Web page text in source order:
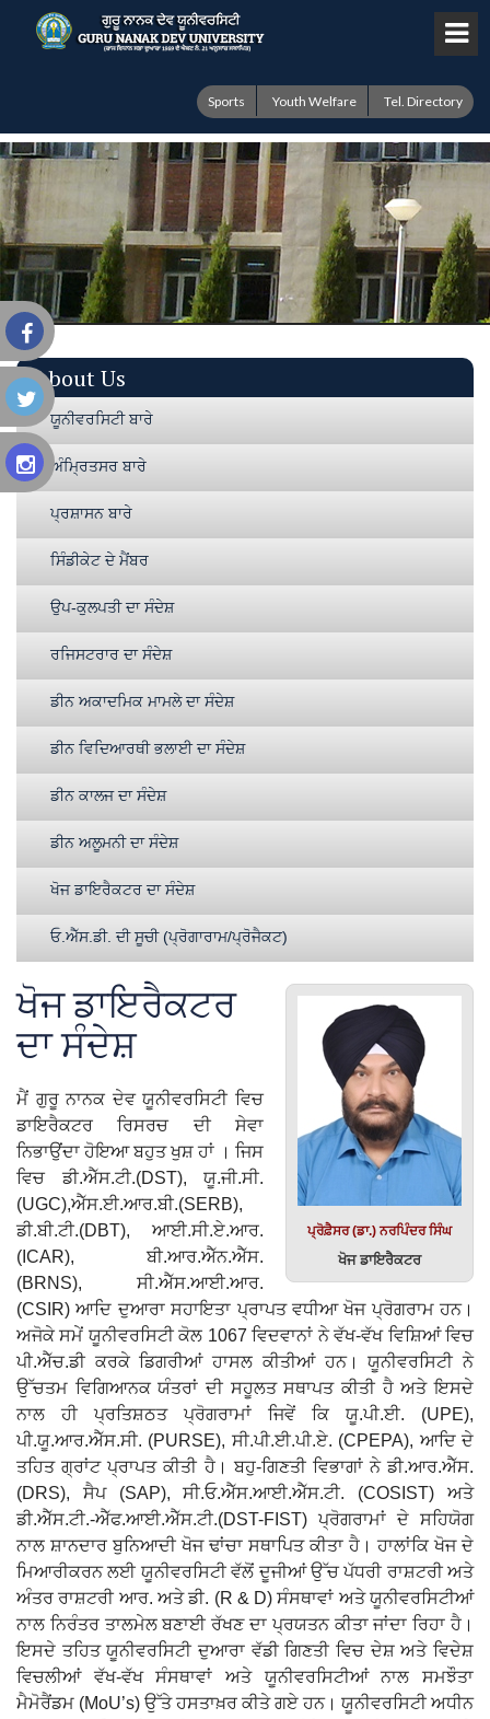
Sports Youth Welfare Tel. Directory
About Us
ਯੂਨੀਵਰਸਿਟੀ ਬਾਰੇ
ਅੰਮ੍ਰਿਤਸਰ ਬਾਰੇ
ਪ੍ਰਸ਼ਾਸਨ ਬਾਰੇ
ਸਿੰਡੀਕੇਟ ਦੇ ਮੈਂਬਰ
ਉਪ-ਕੁਲਪਤੀ ਦਾ ਸੰਦੇਸ਼
ਰਜਿਸਟਰਾਰ ਦਾ ਸੰਦੇਸ਼
ਡੀਨ ਅਕਾਦਮਿਕ ਮਾਮਲੇ ਦਾ ਸੰਦੇਸ਼
ਡੀਨ ਵਿਦਿਆਰਥੀ ਭਲਾਈ ਦਾ ਸੰਦੇਸ਼
ਡੀਨ ਕਾਲਜ ਦਾ ਸੰਦੇਸ਼
ਡੀਨ ਅਲੂਮਨੀ ਦਾ ਸੰਦੇਸ਼
ਖੋਜ ਡਾਇਰੈਕਟਰ ਦਾ ਸੰਦੇਸ਼
ਓ.ਐੱਸ.ਡੀ. ਦੀ ਸੂਚੀ (ਪ੍ਰੋਗਾਰਾਮ/ਪ੍ਰੋਜੈਕਟ)
ਪ੍ਰੋਫ਼ੈਸਰ (ਡਾ.) ਨਰਪਿੰਦਰ ਸਿੰਘ
ਖੋਜ ਡਾਇਰੈਕਟਰ
ਖੋਜ ਡਾਇਰੈਕਟਰ
ਦਾ ਸੰਦੇਸ਼
ਮੈਂ ਗੁਰੂ ਨਾਨਕ ਦੇਵ ਯੂਨੀਵਰਸਿਟੀ ਵਿਚ
ਡਾਇਰੈਕਟਰ ਰਿਸਰਚ ਦੀ ਸੇਵਾ
ਨਿਭਾਉਂਦਾ ਹੋਇਆ ਬਹੁਤ ਖੁਸ਼ ਹਾਂ । ਜਿਸ
ਵਿਚ ਡੀ.ਐੱਸ.ਟੀ.(DST), ਯੂ.ਜੀ.ਸੀ.
(UGC),ਐੱਸ.ਈ.ਆਰ.ਬੀ.(SERB),
ਡੀ.ਬੀ.ਟੀ.(DBT), ਆਈ.ਸੀ.ਏ.ਆਰ.
(ICAR), ਬੀ.ਆਰ.ਐੱਨ.ਐੱਸ.
(BRNS), ਸੀ.ਐੱਸ.ਆਈ.ਆਰ.
(CSIR) ਆਦਿ ਦੁਆਰਾ ਸਹਾਇਤਾ ਪ੍ਰਾਪਤ ਵਧੀਆ ਖੋਜ ਪ੍ਰੋਗਰਾਮ ਹਨ।
ਅਜੋਕੇ ਸਮੇਂ ਯੂਨੀਵਰਸਿਟੀ ਕੋਲ 1067 ਵਿਦਵਾਨਾਂ ਨੇ ਵੱਖ-ਵੱਖ ਵਿਸ਼ਿਆਂ ਵਿਚ
ਪੀ.ਐੱਚ.ਡੀ ਕਰਕੇ ਡਿਗਰੀਆਂ ਹਾਸਲ ਕੀਤੀਆਂ ਹਨ। ਯੂਨੀਵਰਸਿਟੀ ਨੇ
ਉੱਚਤਮ ਵਿਗਿਆਨਕ ਯੰਤਰਾਂ ਦੀ ਸਹੂਲਤ ਸਥਾਪਤ ਕੀਤੀ ਹੈ ਅਤੇ ਇਸਦੇ
ਨਾਲ ਹੀ ਪ੍ਰਤਿਸ਼ਠਤ ਪ੍ਰੋਗਰਾਮਾਂ ਜਿਵੇਂ ਕਿ ਯੂ.ਪੀ.ਈ. (UPE),
ਪੀ.ਯੂ.ਆਰ.ਐੱਸ.ਸੀ. (PURSE), ਸੀ.ਪੀ.ਈ.ਪੀ.ਏ. (CPEPA), ਆਦਿ ਦੇ
ਤਹਿਤ ਗ੍ਰਾਂਟ ਪ੍ਰਾਪਤ ਕੀਤੀ ਹੈ। ਬਹੁ-ਗਿਣਤੀ ਵਿਭਾਗਾਂ ਨੇ ਡੀ.ਆਰ.ਐੱਸ.
(DRS), ਸੈਪ (SAP), ਸੀ.ਓ.ਐੱਸ.ਆਈ.ਐੱਸ.ਟੀ. (COSIST) ਅਤੇ
ਡੀ.ਐੱਸ.ਟੀ.-ਐੱਫ.ਆਈ.ਐੱਸ.ਟੀ.(DST-FIST) ਪ੍ਰੋਗਰਾਮਾਂ ਦੇ ਸਹਿਯੋਗ
ਨਾਲ ਸ਼ਾਨਦਾਰ ਬੁਨਿਆਦੀ ਖੋਜ ਢਾਂਚਾ ਸਥਾਪਿਤ ਕੀਤਾ ਹੈ। ਹਾਲਾਂਕਿ ਖੋਜ ਦੇ
ਮਿਆਰੀਕਰਨ ਲਈ ਯੂਨੀਵਰਸਿਟੀ ਵੱਲੋਂ ਦੂਜੀਆਂ ਉੱਚ ਪੱਧਰੀ ਰਾਸ਼ਟਰੀ ਅਤੇ
ਅੰਤਰ ਰਾਸ਼ਟਰੀ ਆਰ. ਅਤੇ ਡੀ. (R & D) ਸੰਸਥਾਵਾਂ ਅਤੇ ਯੂਨੀਵਰਸਿਟੀਆਂ
ਨਾਲ ਨਿਰੰਤਰ ਤਾਲਮੇਲ ਬਣਾਈ ਰੱਖਣ ਦਾ ਪ੍ਰਯਤਨ ਕੀਤਾ ਜਾਂਦਾ ਰਿਹਾ ਹੈ।
ਇਸਦੇ ਤਹਿਤ ਯੂਨੀਵਰਸਿਟੀ ਦੁਆਰਾ ਵੱਡੀ ਗਿਣਤੀ ਵਿਚ ਦੇਸ਼ ਅਤੇ ਵਿਦੇਸ਼
ਵਿਚਲੀਆਂ ਵੱਖ-ਵੱਖ ਸੰਸਥਾਵਾਂ ਅਤੇ ਯੂਨੀਵਰਸਿਟੀਆਂ ਨਾਲ ਸਮਝੌਤਾ
ਮੈਮੋਰੈਂਡਮ (MoU’s) ਉੱਤੇ ਹਸਤਾਖ਼ਰ ਕੀਤੇ ਗਏ ਹਨ। ਯੂਨੀਵਰਸਿਟੀ ਅਧੀਨ